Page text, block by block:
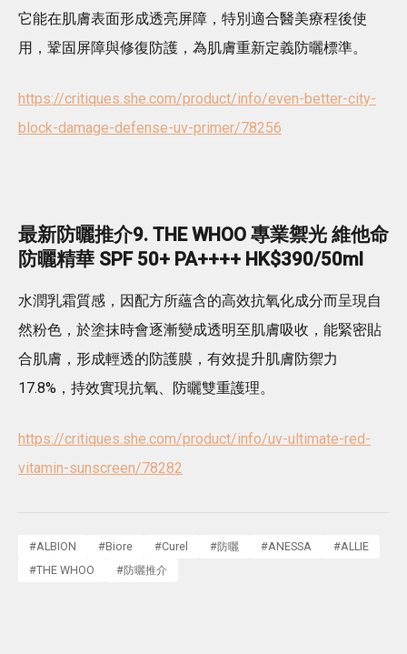
它能在肌膚表面形成透亮屏障，特別適合醫美療程後使
用，鞏固屏障與修復防護，為肌膚重新定義防曬標準。
https://critiques.she.com/product/info/even-better-city-
block-damage-defense-uv-primer/78256
最新防曬推介9. THE WHOO 專業禦光 維他命
防曬精華 SPF 50+ PA++++ HK$390/50ml
水潤乳霜質感，因配方所蘊含的高效抗氧化成分而呈現自
然粉色，於塗抹時會逐漸變成透明至肌膚吸收，能緊密貼
合肌膚，形成輕透的防護膜，有效提升肌膚防禦力
17.8%，持效實現抗氧、防曬雙重護理。
https://critiques.she.com/product/info/uv-ultimate-red-
vitamin-sunscreen/78282
#ALBION #Biore #Curel #防曬 #ANESSA #ALLIE
#THE WHOO #防曬推介